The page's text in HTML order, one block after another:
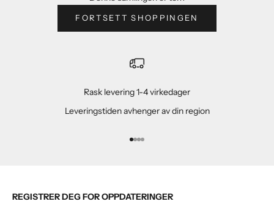
FORTSETT SHOPPINGEN
Rask levering 1-4 virkedager
Leveringstiden avhenger av din region
Gå til element 1
Gå til element 2
Gå til element 3
Gå til element 4
REGISTRER DEG FOR OPPDATERINGER